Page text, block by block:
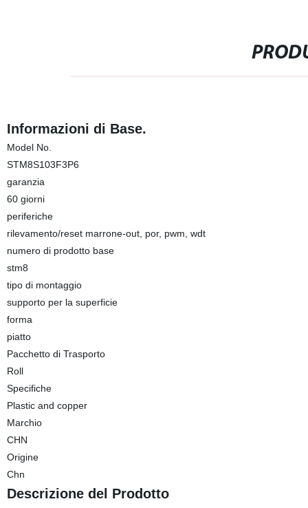
Informazioni di Base.
Model No.
STM8S103F3P6
garanzia
60 giorni
periferiche
rilevamento/reset marrone-out, por, pwm, wdt
numero di prodotto base
stm8
tipo di montaggio
supporto per la superficie
forma
piatto
Pacchetto di Trasporto
Roll
Specifiche
Plastic and copper
Marchio
CHN
Origine
Chn
Descrizione del Prodotto